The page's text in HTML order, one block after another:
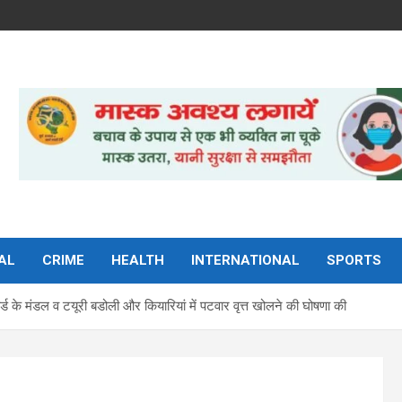
CRIME HEALTH INTERNATIONAL SPORTS
के मंडल व टयूरी बडोली और कियारियां में पटवार वृत्त खोलने की घोषणा की